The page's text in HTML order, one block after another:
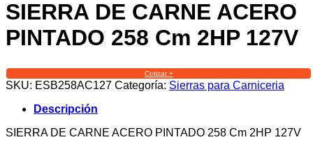
SIERRA DE CARNE ACERO
PINTADO 258 Cm 2HP 127V
Cotizar +
SKU: ESB258AC127 Categoría: Sierras para Carniceria
Descripción
SIERRA DE CARNE ACERO PINTADO 258 Cm 2HP 127V